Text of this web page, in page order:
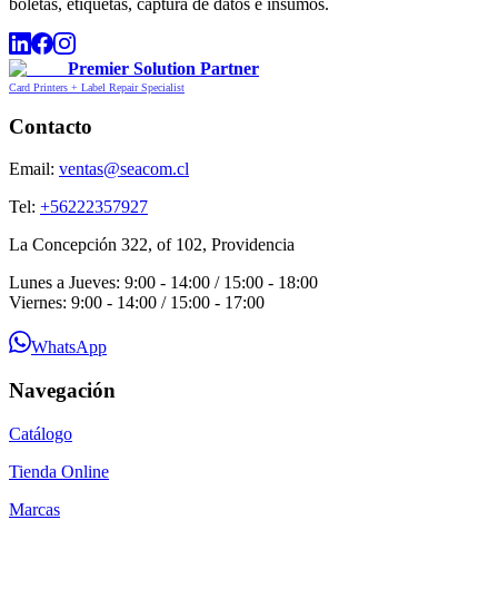
boletas, etiquetas, captura de datos e insumos.
Premier Solution Partner
Card Printers + Label Repair Specialist
Contacto
Email: ventas@seacom.cl
Tel: +56222357927
La Concepción 322, of 102, Providencia
Lunes a Jueves: 9:00 - 14:00 / 15:00 - 18:00
Viernes: 9:00 - 14:00 / 15:00 - 17:00
WhatsApp
Navegación
Catálogo
Tienda Online
Marcas